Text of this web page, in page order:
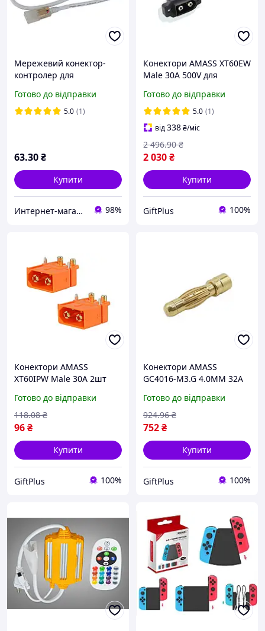
Мережевий конектор-
контролер для
SMD5050 220 вольтів 4pin
10 mm
Готово до відправки
5.0 (1)
63.30₴
Купити
Интернет-магазин «Dilux» 98%
Конектори AMASS XT60EW
Male 30A 500V для
шт
Готово до відправки
5.0 (1)
від338₴/міс
2 030₴
2 496.90 ₴
Купити
GiftPlus 100%
Конектори AMASS
XT60IPW Male 30A 2шт
та акумуляторів 500В
Готово до відправки
96₴
118.08 ₴
Купити
GiftPlus 100%
Конектори AMASS
GC4016-M3.G 4.0MM 32A
контролерів 50 шт
Готово до відправки
752₴
924.96 ₴
Купити
GiftPlus 100%